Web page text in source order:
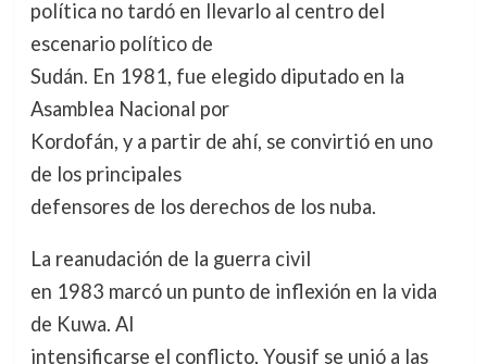
política no tardó en llevarlo al centro del
escenario político de
Sudán. En 1981, fue elegido diputado en la
Asamblea Nacional por
Kordofán, y a partir de ahí, se convirtió en uno
de los principales
defensores de los derechos de los nuba.
La reanudación de la guerra civil
en 1983 marcó un punto de inflexión en la vida
de Kuwa. Al
intensificarse el conflicto, Yousif se unió a las